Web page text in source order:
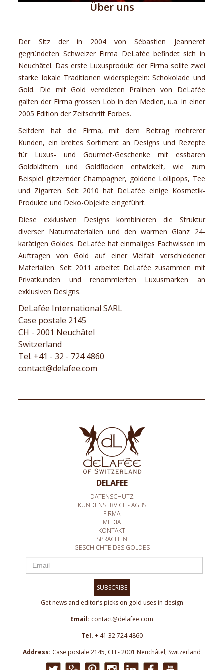
Über uns
Der Sitz der in 2004 von Sébastien Jeanneret
gegründeten Schweizer Firma DeLafée befindet sich in
Neuchâtel. Das erste Luxusprodukt der Firma sollte zwei
starke lokale Traditionen widerspiegeln: Schokolade und
Gold. Die mit Gold veredleten Pralinen von DeLafée
galten der Firma grossen Lob in den Medien, u.a. in einer
2005 Edition der Zeitschrift Forbes.
Seitdem hat die Firma, mit dem Beitrag mehrerer
Kunden, ein breites Sortiment an Designs und Rezepte
für Luxus- und Gourmet-Geschenke mit essbaren
Goldblättern und Goldflocken entwickelt, wie zum
Beispiel glitzernder Champagner, goldene Lollipops, Tee
und Zigarren. Seit 2010 hat DeLafée einige Kosmetik-
Produkte und Deko-Objekte eingeführt.
Diese exklusiven Designs kombinieren die Struktur
diverser Naturmaterialien und den warmen Glanz 24-
karätigen Goldes. DeLafée hat einmaliges Fachwissen im
Auftragen von Gold auf einer Vielfalt verschiedener
Materialien. Seit 2011 arbeitet DeLafée zusammen mit
Privatkunden und renommierten Luxusmarken an
exklusiven Designs.
DeLafée International SARL
Case postale 2145
CH - 2001 Neuchâtel
Switzerland
Tel. +41 - 32 - 724 4860
contact@delafee.com
DELAFEE
DATENSCHUTZ
KUNDENSERVICE - AGBS
FIRMA
MEDIA
KONTAKT
SPRACHEN
GESCHICHTE DES GOLDES
SUBSCRIBE
Get news and editor’s picks on gold uses in design
Email: contact@delafee.com
Tel. + 41 32 724 4860
Address: Case postale 2145, CH - 2001 Neuchâtel, Switzerland